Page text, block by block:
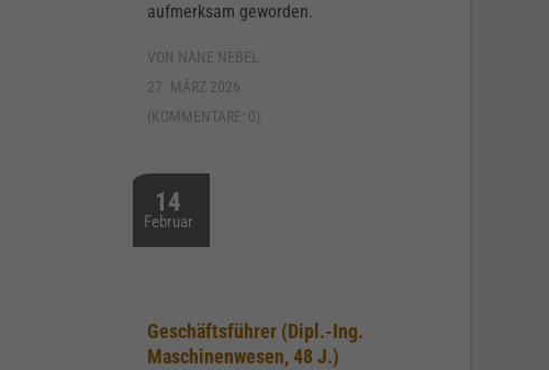
aufmerksam geworden.
VON NANE NEBEL
27. MÄRZ 2026
(KOMMENTARE: 0)
14
Februar
Geschäftsführer (Dipl.-Ing.
Maschinenwesen, 48 J.)